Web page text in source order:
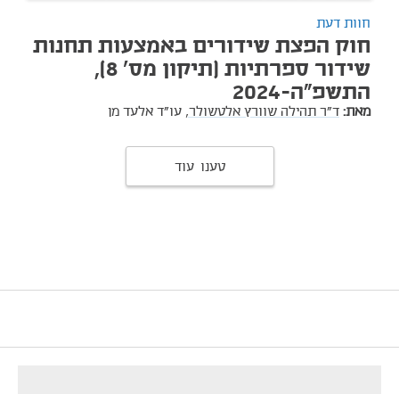
חוות דעת
חוק הפצת שידורים באמצעות תחנות
שידור ספרתיות (תיקון מס' 8),
התשפ"ה-2024
מאת: ד"ר תהילה שוורץ אלטשולר, עו"ד אלעד מן
טענו עוד